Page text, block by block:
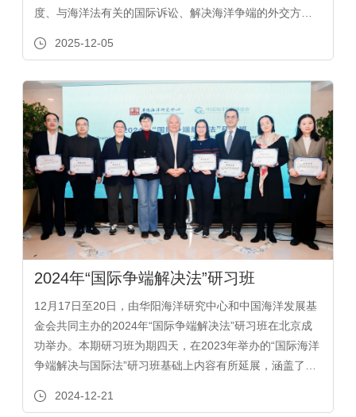
度、与海洋法有关的国际诉讼、解决海洋争端的外交方
展等主题。来自部委、科研院所、智库和高校的...
2025-12-05
2024年“国际争端解决法”研习班
12月17日至20日，由华阳海洋研究中心和中国海洋发展基
金会共同主办的2024年“国际争端解决法”研习班在北京成
功举办。本期研习班为期四天，在2023年举办的“国际海洋
争端解决与国际法”研习班基础上内容有所延展，涵盖了国
国际法研究方法等主题。来自国家...
2024-12-21